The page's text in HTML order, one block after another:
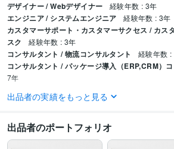
デザイナー / Webデザイナー 経験年数 : 3年
エンジニア / システムエンジニア 経験年数 : 3年
カスタマーサポート・カスタマーサクセス / カス
スク
経験年数 : 3年
コンサルタント / 物流コンサルタント 経験年数 :
コンサルタント / パッケージ導入（ERP,CRM）
7年
プログラミング言語・フレームワーク
ビジネス・クリエイティブツール
Excel:10年 PowerPoint:10年 Word:10年
出品者の実績をもっと見る
出品者のポートフォリオ